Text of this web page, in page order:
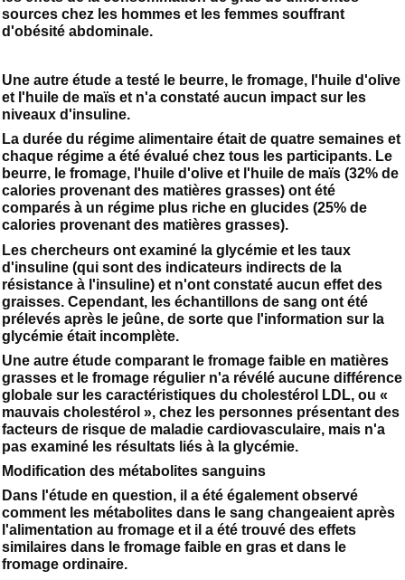
sources chez les hommes et les femmes souffrant
d'obésité abdominale.
Une autre étude a testé le beurre, le fromage, l'huile d'olive
et l'huile de maïs et n'a constaté aucun impact sur les
niveaux d'insuline.
La durée du régime alimentaire était de quatre semaines et
chaque régime a été évalué chez tous les participants. Le
beurre, le fromage, l'huile d'olive et l'huile de maïs (32% de
calories provenant des matières grasses) ont été
comparés à un régime plus riche en glucides (25% de
calories provenant des matières grasses).
Les chercheurs ont examiné la glycémie et les taux
d'insuline (qui sont des indicateurs indirects de la
résistance à l'insuline) et n'ont constaté aucun effet des
graisses. Cependant, les échantillons de sang ont été
prélevés après le jeûne, de sorte que l'information sur la
glycémie était incomplète.
Une autre étude comparant le fromage faible en matières
grasses et le fromage régulier n'a révélé aucune différence
globale sur les caractéristiques du cholestérol LDL, ou «
mauvais cholestérol », chez les personnes présentant des
facteurs de risque de maladie cardiovasculaire, mais n'a
pas examiné les résultats liés à la glycémie.
Modification des métabolites sanguins
Dans l'étude en question, il a été également observé
comment les métabolites dans le sang changeaient après
l'alimentation au fromage et il a été trouvé des effets
similaires dans le fromage faible en gras et dans le
fromage ordinaire.